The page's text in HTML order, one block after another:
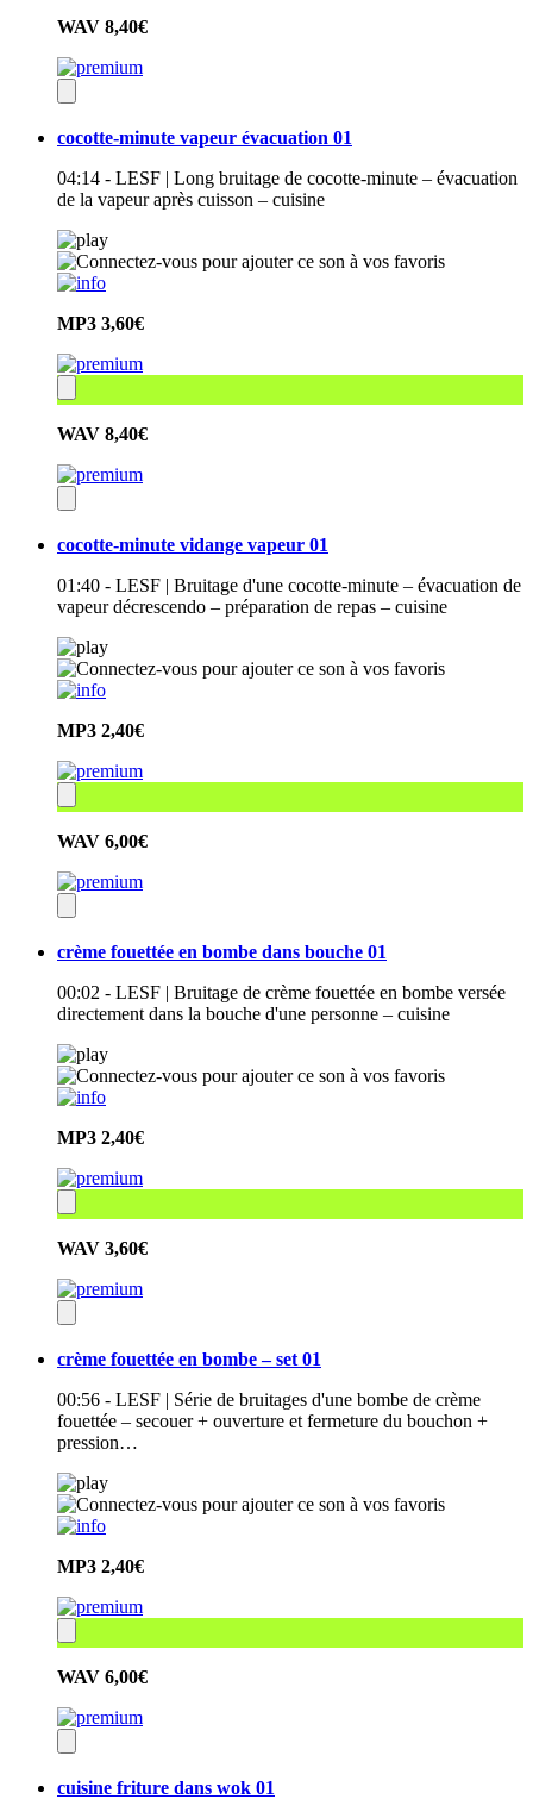
WAV 8,40€
cocotte-minute vapeur évacuation 01
04:14 - LESF | Long bruitage de cocotte-minute – évacuation
de la vapeur après cuisson – cuisine
MP3 3,60€
WAV 8,40€
cocotte-minute vidange vapeur 01
01:40 - LESF | Bruitage d'une cocotte-minute – évacuation de
vapeur décrescendo – préparation de repas – cuisine
MP3 2,40€
WAV 6,00€
crème fouettée en bombe dans bouche 01
00:02 - LESF | Bruitage de crème fouettée en bombe versée
directement dans la bouche d'une personne – cuisine
MP3 2,40€
WAV 3,60€
crème fouettée en bombe – set 01
00:56 - LESF | Série de bruitages d'une bombe de crème
fouettée – secouer + ouverture et fermeture du bouchon +
pression…
MP3 2,40€
WAV 6,00€
cuisine friture dans wok 01